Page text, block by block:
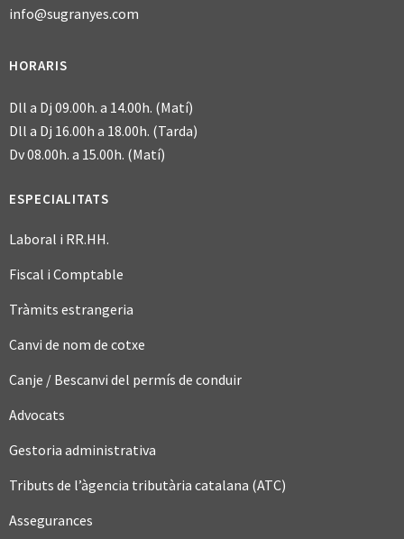
info@sugranyes.com
HORARIS
Dll a Dj 09.00h. a 14.00h. (Matí)
Dll a Dj 16.00h a 18.00h. (Tarda)
Dv 08.00h. a 15.00h. (Matí)
ESPECIALITATS
Laboral i RR.HH.
Fiscal i Comptable
Tràmits estrangeria
Canvi de nom de cotxe
Canje / Bescanvi del permís de conduir
Advocats
Gestoria administrativa
Tributs de l’àgencia tributària catalana (ATC)
Assegurances